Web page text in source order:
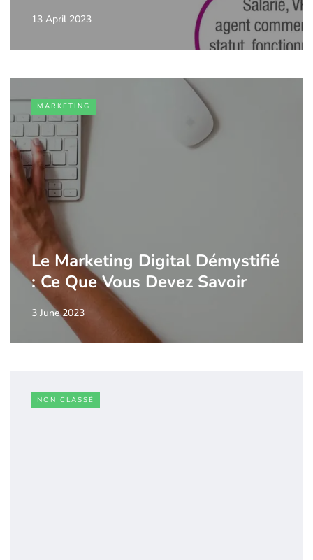
13 April 2023
MARKETING
Le Marketing Digital Démystifié
: Ce Que Vous Devez Savoir
3 June 2023
NON CLASSÉ